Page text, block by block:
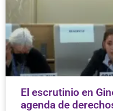
El escrutinio en
agenda de